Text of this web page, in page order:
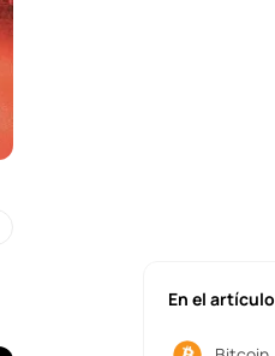
En el artículo